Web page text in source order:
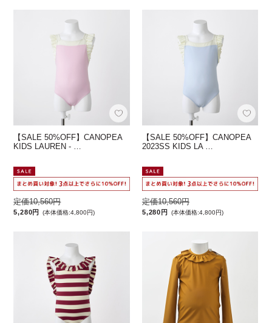
【SALE 50%OFF】CANOPEA
KIDS LAUREN - …
定価10,560円
5,280円 (本体価格:4,800円)
【SALE 50%OFF】CANOPEA
2023SS KIDS LA …
定価10,560円
5,280円 (本体価格:4,800円)